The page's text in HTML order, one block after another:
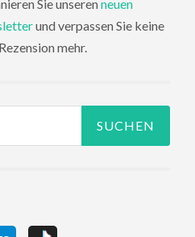
Sie unseren neuen
und verpassen Sie keine
mehr.